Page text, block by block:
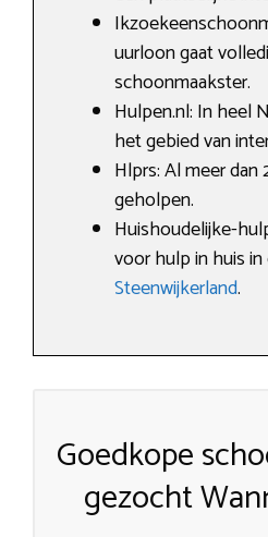
uurloon gaat
schoonmaakster.
Hulpen.nl: In heel
het gebied van
Hlprs: Al meer
geholpen.
Huishoudelijke-
voor hulp in huis
Steenwijkerland.
Goedkope
gezocht